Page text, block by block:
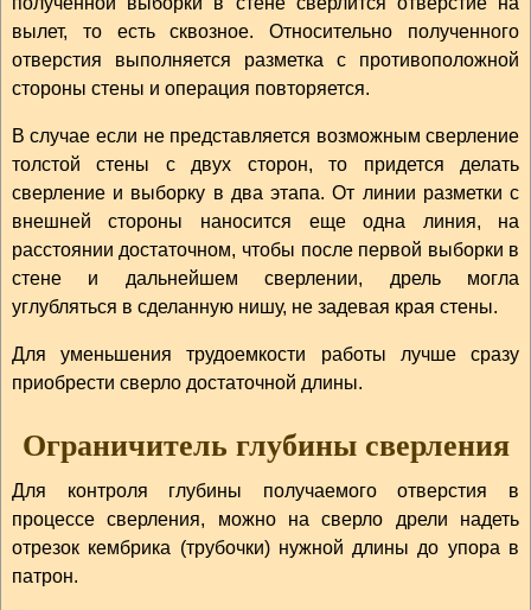
вылет, то есть сквозное. Относительно полученного
отверстия выполняется разметка с противоположной
стороны стены и операция повторяется.
В случае если не представляется возможным сверление
толстой стены с двух сторон, то придется делать
сверление и выборку в два этапа. От линии разметки с
внешней стороны наносится еще одна линия, на
расстоянии достаточном, чтобы после первой выборки в
стене и дальнейшем сверлении, дрель могла
углубляться в сделанную нишу, не задевая края стены.
Для уменьшения трудоемкости работы лучше сразу
приобрести сверло достаточной длины.
Ограничитель глубины сверления
Для контроля глубины получаемого отверстия в
процессе сверления, можно на сверло дрели надеть
отрезок кембрика (трубочки) нужной длины до упора в
патрон.